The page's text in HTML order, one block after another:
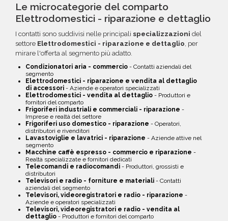
Le microcategorie del comparto
Elettrodomestici - riparazione e dettaglio
I contatti sono suddivisi nelle principali specializzazioni del
settore Elettrodomestici - riparazione e dettaglio, per
mirare l'offerta al segmento più adatto.
Condizionatori aria - commercio - Contatti aziendali del
segmento
Elettrodomestici - riparazione e vendita al dettaglio
di accessori - Aziende e operatori specializzati
Elettrodomestici - vendita al dettaglio - Produttori e
fornitori del comparto
Frigoriferi industriali e commerciali - riparazione -
Imprese e realtà del settore
Frigoriferi uso domestico - riparazione - Operatori,
distributori e rivenditori
Lavastoviglie e lavatrici - riparazione - Aziende attive nel
segmento
Macchine caffè espresso - commercio e riparazione -
Realtà specializzate e fornitori dedicati
Telecomandi e radiocomandi - Produttori, grossisti e
distributori
Televisori e radio - forniture e materiali - Contatti
aziendali del segmento
Televisori, videoregistratori e radio - riparazione -
Aziende e operatori specializzati
Televisori, videoregistratori e radio - vendita al
dettaglio - Produttori e fornitori del comparto